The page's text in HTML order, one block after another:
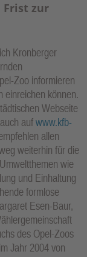
Frist zur
Kronberger
Zoo informieren
einreichen können.
Webseite
aufwww.kfb-
allen
weiterhin für die
wie
und Einhaltung
formlose
Esen-Baur,
des Opel-Zoos
Jahr 2004 von